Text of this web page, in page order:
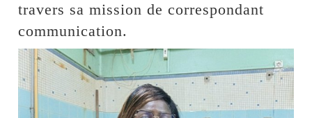
travers sa mission de correspondant
communication.